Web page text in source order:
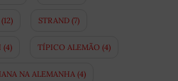
STRAND(7)
(4) TÍPICO ALEMÃO (4)
NA ALEMANHA (4)